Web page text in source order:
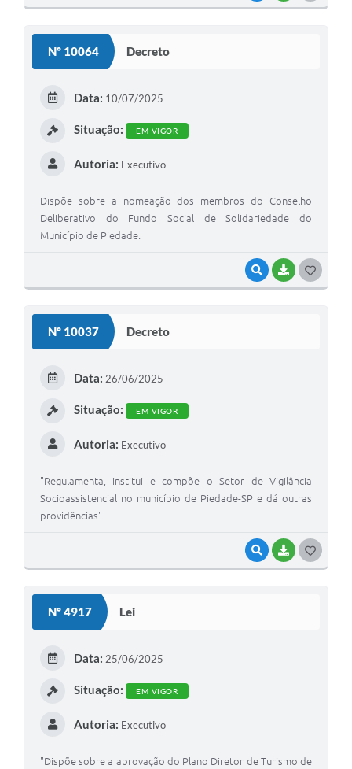
Nº 10064 Decreto
VISUALIZAR
BAIXAR
Data: 10/07/2025
Situação: EM VIGOR
Autoria: Executivo
Dispõe sobre a nomeação dos membros do Conselho
Deliberativo do Fundo Social de Solidariedade do
Município de Piedade.
Nº 10037 Decreto
VISUALIZAR
BAIXAR
Data: 26/06/2025
Situação: EM VIGOR
Autoria: Executivo
"Regulamenta, institui e compõe o Setor de Vigilância
Socioassistencial no município de Piedade-SP e dá outras
providências".
Nº 4917 Lei
Data: 25/06/2025
Situação: EM VIGOR
Autoria: Executivo
"Dispõe sobre a aprovação do Plano Diretor de Turismo de